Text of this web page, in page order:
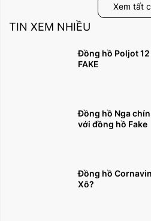
Xem tất
TIN XEM NHIỀU
Đồng hồ Poljot
FAKE
Đồng hồ Nga
với đồng hồ Fake
Đồng hồ
Xô?